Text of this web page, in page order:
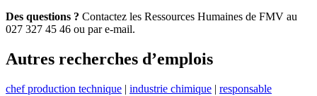
Des questions ? Contactez les Ressources Humaines de FMV au
027 327 45 46 ou par e-mail.
Autres recherches d’emplois
chef production technique | industrie chimique | responsable